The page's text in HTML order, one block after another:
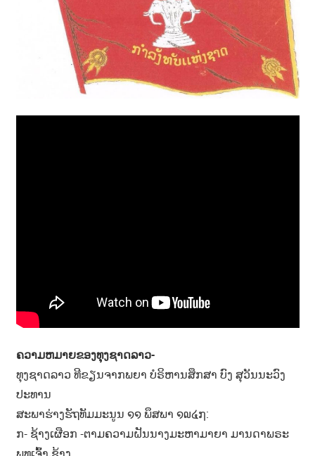
ຄວາມຫມາຍຂອງທຸງຊາດລາວ-
ທຸງຊາດລາວ ທີຂຽນຈາກພຍາ ບໍຣິຫານສຶກສາ ບົງ ສຸວັນນະວົງ
ປະທານ
ສະພາຮ່າງຮັຖທັມມະນູນ ໑໑ ພຶສພາ ໑໙໔໗:
ກ- ຊ້າງເຜືອກ -ຕາມຄວາມຝັນນາງມະຫາມາຍາ ມານດາພຣະ